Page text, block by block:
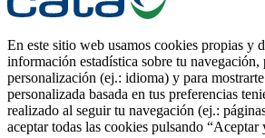
En este sitio web usamos cookies propias y
información estadística sobre tu navegación,
personalización (ej.: idioma) y para
personalizada basada en tus preferencias
realizado al seguir tu navegación (ej.:
aceptar todas las cookies pulsando “Aceptar